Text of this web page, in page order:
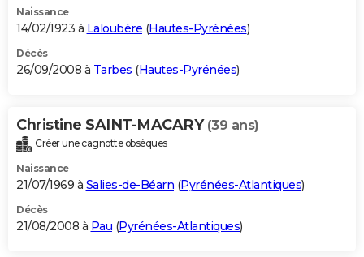
Naissance
14/02/1923 à Laloubère (Hautes-Pyrénées)
Décès
26/09/2008 à Tarbes (Hautes-Pyrénées)
Christine SAINT-MACARY (39 ans)
Créer une cagnotte obsèques
Naissance
21/07/1969 à Salies-de-Béarn (Pyrénées-Atlantiques)
Décès
21/08/2008 à Pau (Pyrénées-Atlantiques)